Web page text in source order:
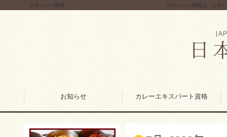
日本カレー機構 日本カレー機構は、日本
お知らせ カレーエキスパート資格